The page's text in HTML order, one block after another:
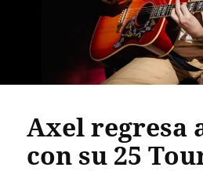
Axel regresa
con su 25